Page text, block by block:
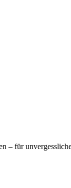
– für